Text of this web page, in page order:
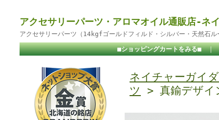
アクセサリーパーツ・アロマオイル通販店-ネ
アクセサリーパーツ（14kgfゴールドフィルド・シルバー・天然石
■ショッピングカートをみる■ ｜
ネイチャーガイ
ツ
> 真鍮デザイ